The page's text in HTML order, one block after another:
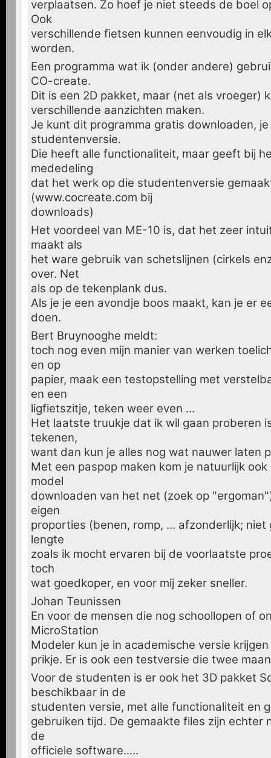
verplaatsen. Zo hoef je niet steeds de boel
Ook
verschillende fietsen kunnen eenvoudig in
worden.
Een programma wat ik (onder andere)
CO-create.
Dit is een 2D pakket, maar (net als vroeger)
verschillende aanzichten maken.
Je kunt dit programma gratis downloaden,
studentenversie.
Die heeft alle functionaliteit, maar geeft bij
mededeling
dat het werk op die studentenversie
(www.cocreate.com bij
downloads)
Het voordeel van ME-10 is, dat het zeer
maakt als
het ware gebruik van schetslijnen (cirkels
over. Net
als op de tekenplank dus.
Als je je een avondje boos maakt, kan je er
doen.
Bert Bruynooghe meldt:
toch nog even mijn manier van werken
en op
papier, maak een testopstelling met
en een
ligfietszitje, teken weer even ...
Het laatste truukje dat ik wil gaan proberen
tekenen,
want dan kun je alles nog wat nauwer laten
Met een paspop maken kom je natuurlijk
model
downloaden van het net (zoek op
eigen
proporties (benen, romp, ... afzonderlijk;
lengte
zoals ik mocht ervaren bij de voorlaatste
toch
wat goedkoper, en voor mij zeker sneller.
Johan Teunissen
En voor de mensen die nog schoollopen of
MicroStation
Modeler kun je in academische versie
prikje. Er is ook een testversie die twee
Voor de studenten is er ook het 3D pakket
beschikbaar in de
studenten versie, met alle functionaliteit en
gebruiken tijd. De gemaakte files zijn echter
de
officiele software.....